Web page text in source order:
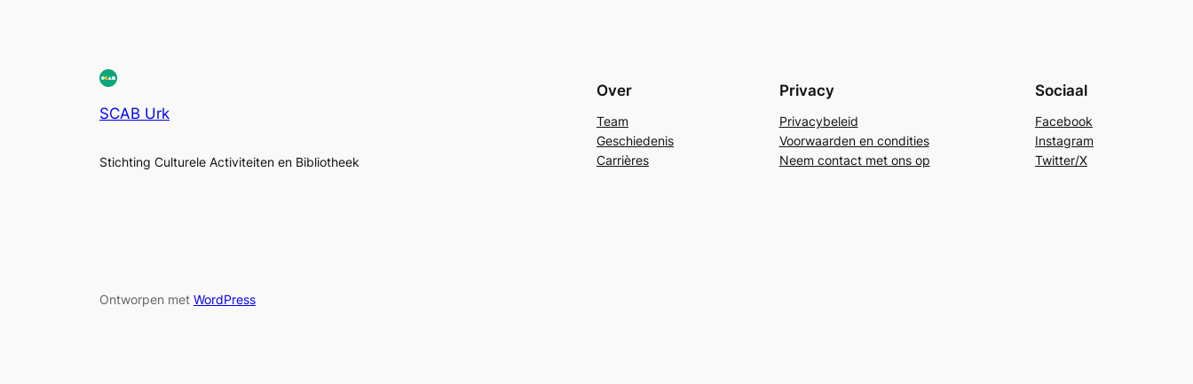
SCAB Urk
Stichting Culturele Activiteiten en Bibliotheek
Over
Team
Geschiedenis
Carrières
Privacy
Privacybeleid
Voorwaarden en condities
Neem contact met ons op
Sociaal
Facebook
Instagram
Twitter/X
Ontworpen met WordPress